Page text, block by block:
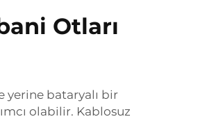
Otları
yerine bataryalı bir
olabilir. Kablosuz